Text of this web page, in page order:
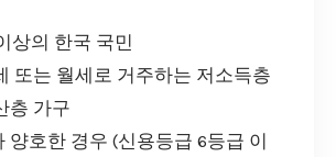
상의 한국 국민
또는 월세로 거주하는 저소득층
층 가구
양호한 경우 (신용등급 6등급 이